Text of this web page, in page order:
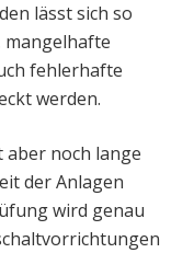
lässt sich so
mangelhafte
fehlerhafte
werden.
noch lange
der Anlagen
wird genau